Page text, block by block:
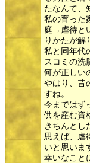
たなんて、
私の育った
庭→虐待と
りかたが解
私と同年代
スコミの洗
何が正しい
やはり、昔
すね。
今まではず
供を産む資
きちんとし
思えば、虐
いと思いま
幸いなこと